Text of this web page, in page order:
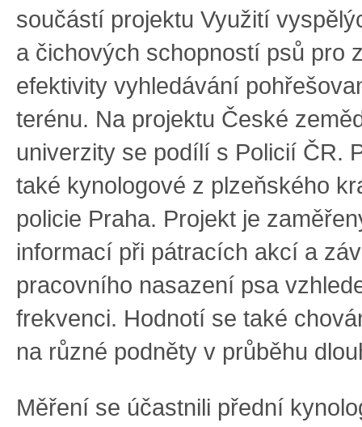
součástí projektu Využití
a čichových schopností psů pro
efektivity vyhledávání
terénu. Na projektu České
univerzity se podílí s Policií ČR.
také kynologové z plzeňského
policie Praha. Projekt je
informací při pátracích akcí a
pracovního nasazení psa
frekvenci. Hodnotí se také
na různé podněty v průběhu
Měření se účastnili přední